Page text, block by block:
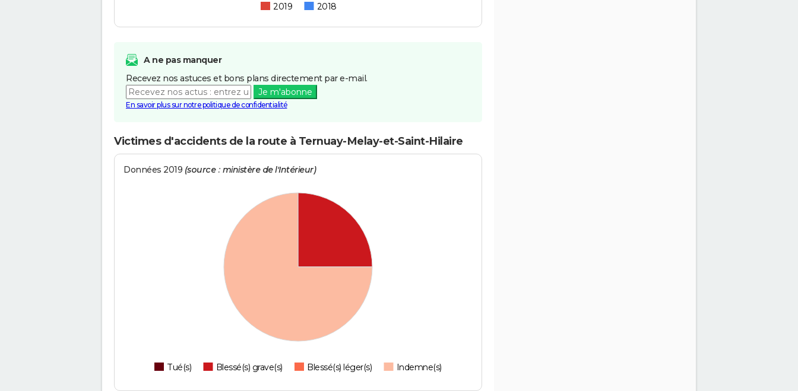
2019 2018
A ne pas manquer
Recevez nos astuces et bons plans directement par e-mail.
Je m'abonne
En savoir plus sur notre politique de confidentialité
Victimes d'accidents de la route à Ternuay-Melay-et-Saint-Hilaire
Données 2019 (source : ministère de l'Intérieur)
Tué(s) Blessé(s) grave(s) Blessé(s) léger(s) Indemne(s)